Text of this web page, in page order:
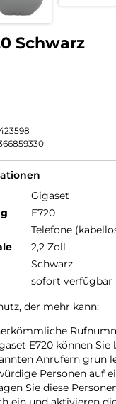
Schwarz
Gigaset
E720
Telefone
2,2 Zoll
Schwarz
sofort verfügbar
der mehr kann:
E720 können Sie
Anrufern grün
Personen auf
Sie diese